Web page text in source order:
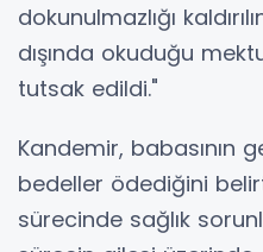
dokunulmazlığı
dışında okuduğu
tutsak edildi."
Kandemir, babasının
bedeller ödediğini
sürecinde sağlık